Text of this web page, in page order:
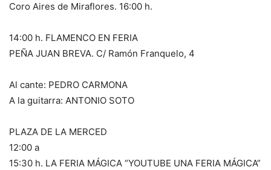
Coro Aires de Miraflores. 16:00 h.
14:00 h. FLAMENCO EN FERIA
PEÑA JUAN BREVA. C/ Ramón Franquelo, 4
Al cante: PEDRO CARMONA
A la guitarra: ANTONIO SOTO
PLAZA DE LA MERCED
12:00 a
15:30 h. LA FERIA MÁGICA “YOUTUBE UNA FERIA MÁGICA”